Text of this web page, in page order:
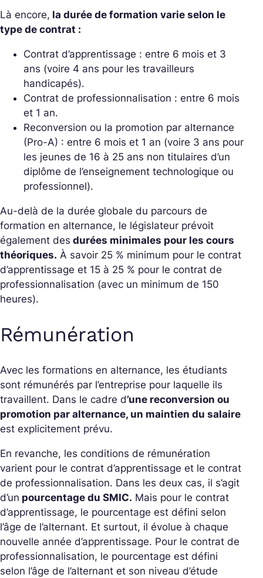
Là encore, la durée de formation varie selon le
type de contrat :
Contrat d’apprentissage : entre 6 mois et 3
ans (voire 4 ans pour les travailleurs
handicapés).
Contrat de professionnalisation : entre 6 mois
et 1 an.
Reconversion ou la promotion par alternance
(Pro-A) : entre 6 mois et 1 an (voire 3 ans pour
les jeunes de 16 à 25 ans non titulaires d’un
diplôme de l’enseignement technologique ou
professionnel).
Au-delà de la durée globale du parcours de
formation en alternance, le législateur prévoit
également des durées minimales pour les cours
théoriques. À savoir 25 % minimum pour le contrat
d’apprentissage et 15 à 25 % pour le contrat de
professionnalisation (avec un minimum de 150
heures).
Rémunération
Avec les formations en alternance, les étudiants
sont rémunérés par l’entreprise pour laquelle ils
travaillent. Dans le cadre d’une reconversion ou
promotion par alternance, un maintien du salaire
est explicitement prévu.
En revanche, les conditions de rémunération
varient pour le contrat d’apprentissage et le contrat
de professionnalisation. Dans les deux cas, il s’agit
d’un pourcentage du SMIC. Mais pour le contrat
d’apprentissage, le pourcentage est défini selon
l’âge de l’alternant. Et surtout, il évolue à chaque
nouvelle année d’apprentissage. Pour le contrat de
professionnalisation, le pourcentage est défini
selon l’âge de l’alternant et son niveau d’étude